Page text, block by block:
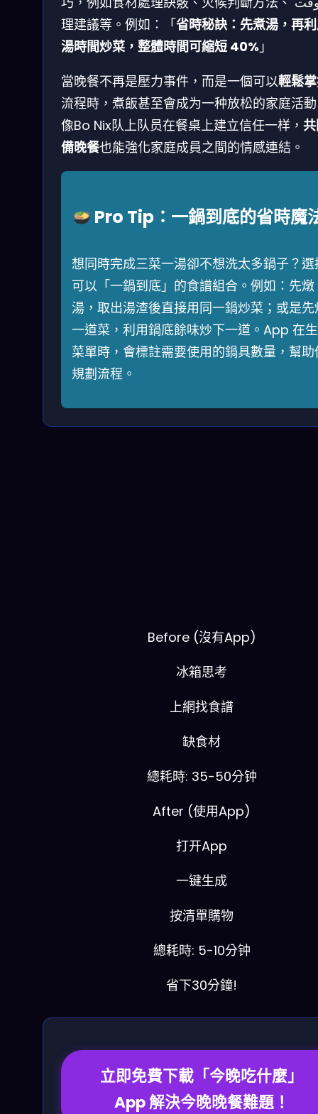
理建議等。例如：「省時秘訣：先煮湯，再
湯時間炒菜，整體時間可縮短 40%」
當晚餐不再是壓力事件，而是一個可以輕鬆
流程時，煮飯甚至會成为一种放松的家庭活
像Bo Nix队上队员在餐桌上建立信任一样，
備晚餐也能強化家庭成員之間的情感連結。
Pro Tip：一鍋到底的省時魔
想同時完成三菜一湯卻不想洗太多鍋子？選
可以「一鍋到底」的食譜組合。例如：先燉
湯，取出湯渣後直接用同一鍋炒菜；或是先
一道菜，利用鍋底餘味炒下一道。App 在
菜單時，會標註需要使用的鍋具數量，幫助
規劃流程。
Before (沒有App)
冰箱思考
上網找食譜
缺食材
總耗時: 35-50分钟
After (使用App)
打开App
一键生成
按清單購物
總耗時: 5-10分钟
省下30分鐘!
立即免費下載「今晚吃什麼」
App 解決今晚晚餐難題！